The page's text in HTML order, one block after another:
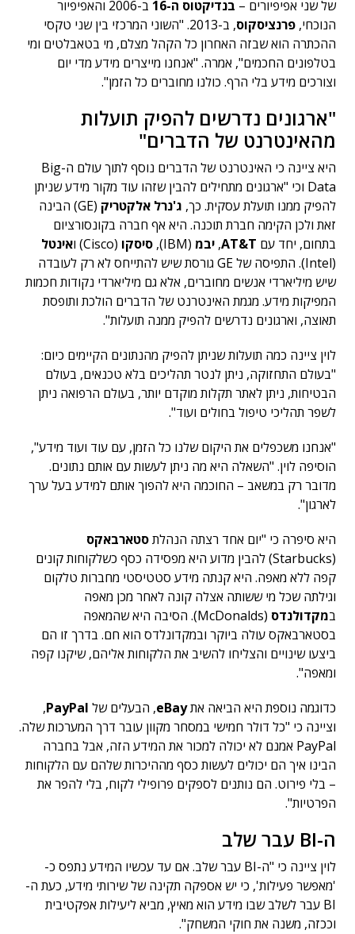
של שני אפיפיורים – בנדיקטוס ה-16
ב-2006 והאפיפיור
הנוכחי, פרנציסקוס
, ב-2013. "השוני המרכזי בין שני טקסי
ההכתרה הוא שבזה האחרון כל הקהל מצלם, מי בטאבלטים ומי
בטלפונים החכמים", אמרה. "אנחנו מייצרים מידע מדי יום
וצורכים מידע בלי הרף. כולנו מחוברים כל הזמן".
"ארגונים נדרשים להפיק תועלות
מהאינטרנט של הדברים"
היא ציינה כי האינטרנט של הדברים נוסף לתוך עולם ה-Big
Data וכי "ארגונים מתחילים להבין שזהו עוד מקור מידע שניתן
להפיק ממנו תועלת עסקית. כך, ג'נרל אלקטריק
(GE) הבינה
זאת ולכן הקימה חברת תוכנה. היא אף חברה בקונסורציום
בתחום, יחד עם AT&T
, יבמ (IBM), סיסקו (Cisco) ו
אינטל
(Intel). התפיסה של GE גורסת שיש להתייחס לא רק לעובדה
שיש מיליארדי אנשים מחוברים, אלא גם מיליארדי נקודות חכמות
המפיקות מידע. מגמת האינטרנט של הדברים הולכת ותופסת
תאוצה, וארגונים נדרשים להפיק ממנה תועלות".
לוין ציינה כמה תועלות שניתן להפיק מהנתונים הקיימים כיום:
"בעולם התחזוקה, ניתן לנטר תהליכים בלא טכנאים, בעולם
הבטיחות, ניתן לאתר תקלות מוקדם יותר, בעולם הרפואה ניתן
לשפר תהליכי טיפול בחולים ועוד".
"אנחנו משכפלים את היקום שלנו כל הזמן, עם עוד ועוד מידע",
הוסיפה לוין. "השאלה היא מה ניתן לעשות עם אותם נתונים.
מדובר רק במשאב – החוכמה היא להפוך אותם למידע בעל ערך
לארגון".
היא סיפרה כי "יום אחד רצתה הנהלתסטארבאקס
(Starbucks) להבין מדוע היא מפסידה כסף כשלקוחות קונים
קפה ללא מאפה. היא קנתה מידע סטטיסטי מחברות טלקום
וגילתה שכל מי ששותה אצלה קונה לאחר מכן מאפה
במקדולנדס
(McDonalds). הסיבה היא שהמאפה
בסטארבאקס עולה ביוקר ובמקדונלדס הוא חם. בדרך זו הם
ביצעו שינויים והצליחו להשיב את הלקוחות אליהם, שיקנו קפה
ומאפה".
כדוגמה נוספת היא הביאה אתeBay, הבעלים של PayPal
,
וציינה כי "כל דולר חמישי במסחר מקוון עובר דרך המערכות שלה.
PayPal אמנם לא יכולה למכור את המידע הזה, אבל בחברה
הבינו איך הם יכולים לעשות כסף מההיכרות שלהם עם הלקוחות
– בלי פירוט. הם נותנים לספקים פרופילי לקוח, בלי להפר את
הפרטיות".
ה-BI עבר שלב
לוין ציינה כי "ה-BI עבר שלב. אם עד עכשיו המידע נתפס כ-
'מאפשר פעילות', כי יש אספקה תקינה של שירותי מידע, כעת ה-
BI עבר לשלב שבו מידע הוא מאיץ, מביא ליעילות אפקטיבית
וככזה, משנה את חוקי המשחק".